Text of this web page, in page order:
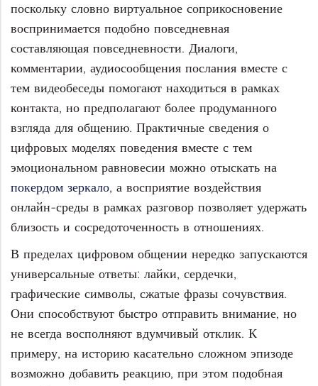
поскольку словно виртуальное соприкосновение
воспринимается подобно повседневная
составляющая повседневности. Диалоги,
комментарии, аудиосообщения послания вместе с
тем видеобеседы помогают находиться в рамках
контакта, но предполагают более продуманного
взгляда для общению. Практичные сведения о
цифровых моделях поведения вместе с тем
эмоциональном равновесии можно отыскать на
покердом зеркало, а восприятие воздействия
онлайн-среды в рамках разговор позволяет удержать
близость и сосредоточенность в отношениях.
В пределах цифровом общении нередко запускаются
универсальные ответы: лайки, сердечки,
графические символы, сжатые фразы сочувствия.
Они способствуют быстро отправить внимание, но
не всегда восполняют вдумчивый отклик. К
примеру, на историю касательно сложном эпизоде
возможно добавить реакцию, при этом подобная